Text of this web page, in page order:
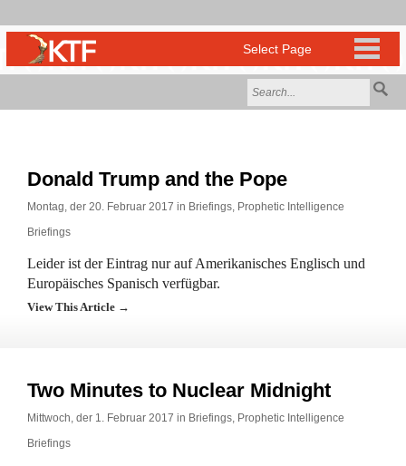
Donald Trump and the Pope
Montag, der 20. Februar 2017 in Briefings, Prophetic Intelligence
Briefings
Leider ist der Eintrag nur auf Amerikanisches Englisch und
Europäisches Spanisch verfügbar.
View This Article →
Two Minutes to Nuclear Midnight
Mittwoch, der 1. Februar 2017 in Briefings, Prophetic Intelligence
Briefings